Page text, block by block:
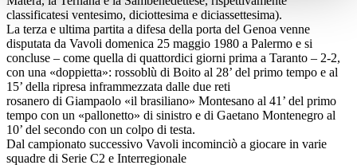
classificatesi ventesimo, diciottesima e diciassettesima).
La terza e ultima partita a difesa della porta del Genoa venne
disputata da Vavoli domenica 25 maggio 1980 a Palermo e si
concluse – come quella di quattordici giorni prima a Taranto – 2-2,
con una «doppietta»: rossoblù di Boito al 28’ del primo tempo e al
15’ della ripresa inframmezzata dalle due reti
rosanero di Giampaolo «il brasiliano» Montesano al 41’ del primo
tempo con un «pallonetto» di sinistro e di Gaetano Montenegro al
10’ del secondo con un colpo di testa.
Dal campionato successivo Vavoli incominciò a giocare in varie
squadre di Serie C2 e Interregionale